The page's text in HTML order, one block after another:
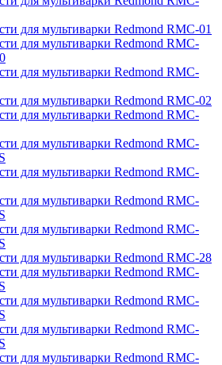
для мультиварки Redmond RMC-01
для мультиварки Redmond RMC-
для мультиварки Redmond RMC-
для мультиварки Redmond RMC-02
для мультиварки Redmond RMC-
для мультиварки Redmond RMC-
для мультиварки Redmond RMC-
для мультиварки Redmond RMC-
для мультиварки Redmond RMC-
для мультиварки Redmond RMC-28
для мультиварки Redmond RMC-
для мультиварки Redmond RMC-
для мультиварки Redmond RMC-
для мультиварки Redmond RMC-